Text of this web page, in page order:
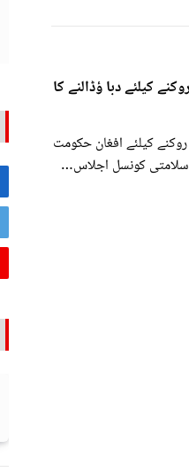
کیلئے دبا ؤڈالنے کا
کیلئے افغان حکومت
سلامتی کونسل اجلاس…